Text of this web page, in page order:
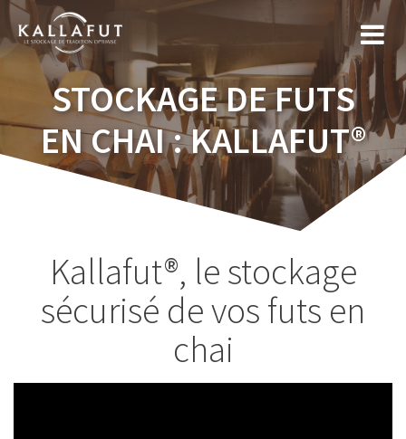
content
STOCKAGE DE FUTS
EN CHAI : KALLAFUT®
Kallafut®, le stockage
sécurisé de vos futs en
chai